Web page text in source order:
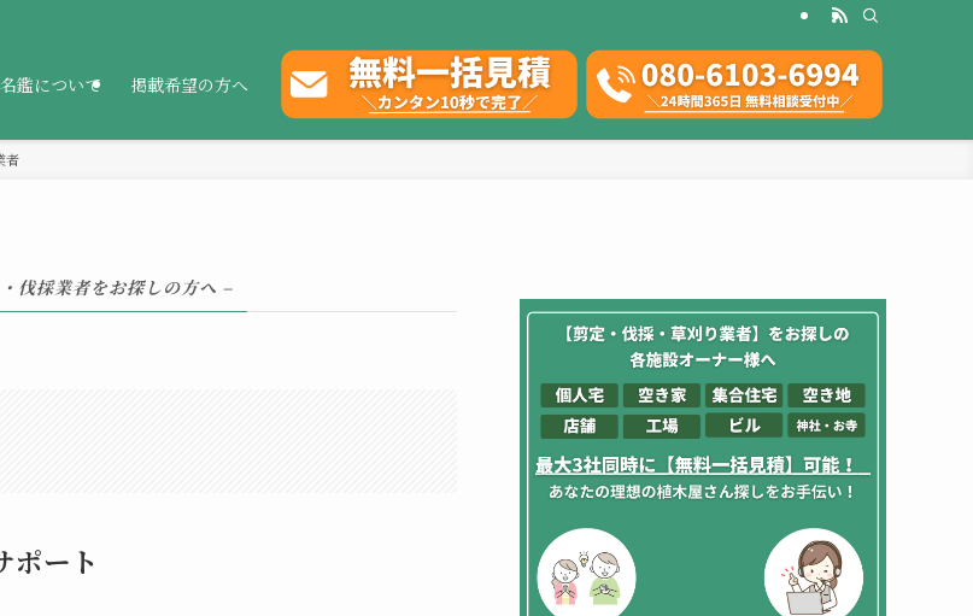
鑑について 掲載希望の方へ
者
伐採業者をお探しの方へ –
ポート